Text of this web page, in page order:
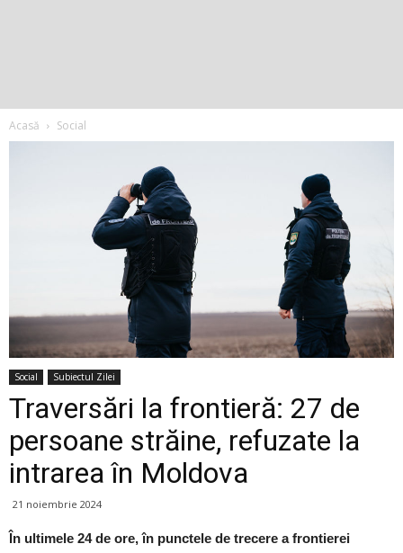
Acasă Social
Social Subiectul Zilei
Traversări la frontieră: 27 de
persoane străine, refuzate la
intrarea în Moldova
21 noiembrie 2024
În ultimele 24 de ore, în punctele de trecere a frontierei